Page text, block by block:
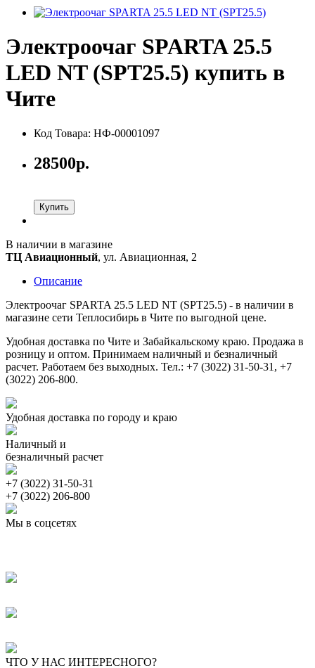
Электроочаг SPARTA 25.5
LED NT (SPT25.5) купить в
Чите
Код Товара: НФ-00001097
28500р.
Купить
В наличии в магазине
ТЦ Авиационный, ул. Авиационная, 2
Описание
Электроочаг SPARTA 25.5 LED NT (SPT25.5) - в наличии в
магазине сети Теплосибирь в Чите по выгодной цене.
Удобная доставка по Чите и Забайкальскому краю. Продажа в
розницу и оптом. Принимаем наличный и безналичный
расчет. Работаем без выходных. Тел.: +7 (3022) 31-50-31, +7
(3022) 206-800.
Удобная доставка по городу и краю
Наличный и
безналичный расчет
+7 (3022) 31-50-31
+7 (3022) 206-800
Мы в соцсетях
ЧТО У НАС ИНТЕРЕСНОГО?